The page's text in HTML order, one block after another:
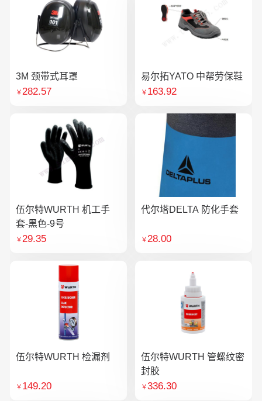
3M 颈带式耳罩
￥282.57
易尔拓YATO 中帮劳保鞋
￥ 163.92
伍尔特WURTH 机工手
套-黑色-9号
￥29.35
代尔塔DELTA 防化手套
￥28.00
伍尔特WURTH 检漏剂
￥ 149.20
伍尔特WURTH 管螺纹密
封胶
￥336.30